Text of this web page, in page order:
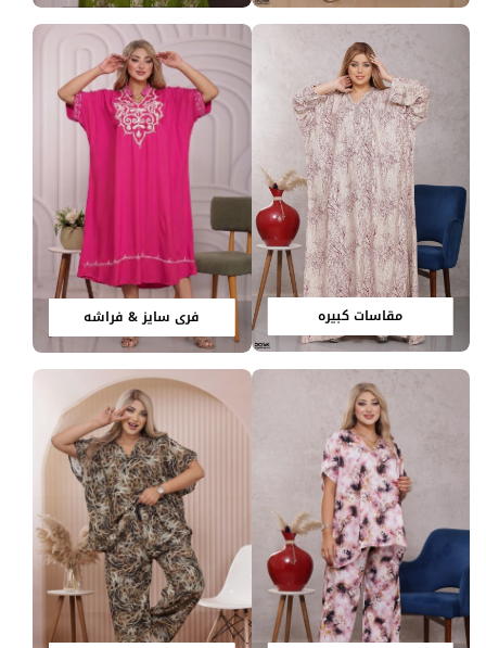
مقاسات كبيره فري سايز & فراشه